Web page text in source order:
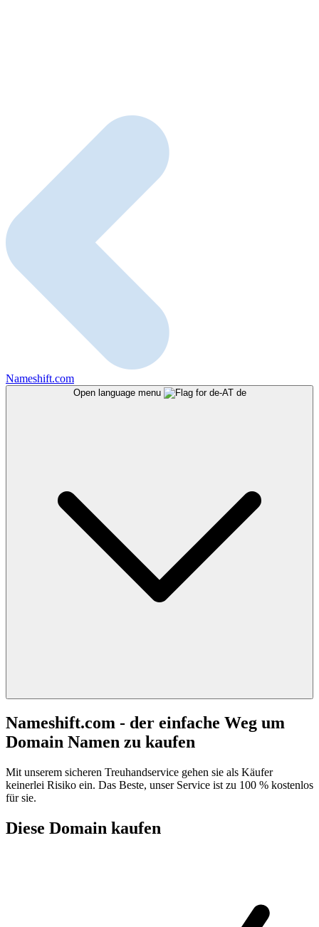
Nameshift.com
Open language menu de
Nameshift.com - der einfache Weg um
Domain Namen zu kaufen
Mit unserem sicheren Treuhandservice gehen sie als Käufer
keinerlei Risiko ein. Das Beste, unser Service ist zu 100 % kostenlos
für sie.
Diese Domain kaufen